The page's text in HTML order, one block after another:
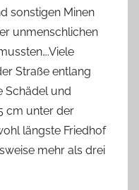
sonstigen Minen
unmenschlichen
Straße entlang
Schädel und
cm unter der
längste Friedhof
mehr als drei